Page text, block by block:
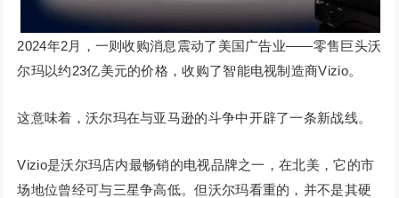
2024年2月，一则收购消息震动了美国广告业——零售巨头沃
尔玛以约23亿美元的价格，收购了智能电视制造商Vizio。
这意味着，沃尔玛在与亚马逊的斗争中开辟了一条新战线。
Vizio是沃尔玛店内最畅销的电视品牌之一，在北美，它的市
场地位曾经可与三星争高低。但沃尔玛看重的，并不是其硬